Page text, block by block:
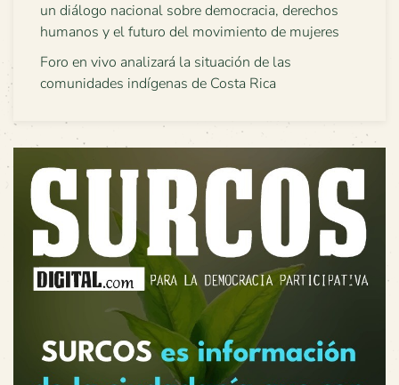
un diálogo nacional sobre democracia, derechos
humanos y el futuro del movimiento de mujeres
Foro en vivo analizará la situación de las
comunidades indígenas de Costa Rica